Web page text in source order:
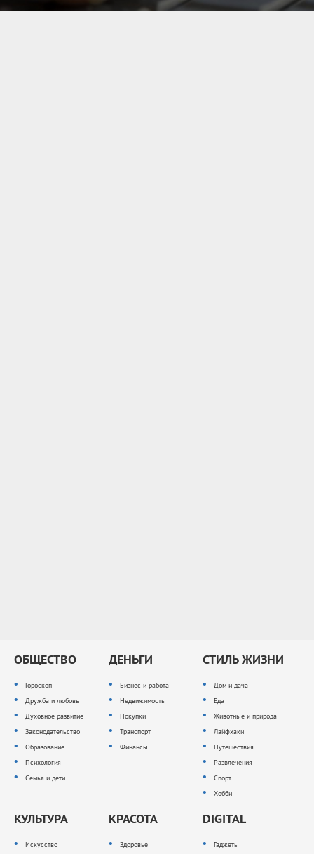
ОБЩЕСТВО
Гороскоп
Дружба и любовь
Духовное развитие
Законодательство
Образование
Психология
Семья и дети
ДЕНЬГИ
Бизнес и работа
Недвижимость
Покупки
Транспорт
Финансы
СТИЛЬ ЖИЗНИ
Дом и дача
Еда
Животные и природа
Лайфхаки
Путешествия
Развлечения
Спорт
Хобби
КУЛЬТУРА
Искусство
КРАСОТА
Здоровье
DIGITAL
Гаджеты